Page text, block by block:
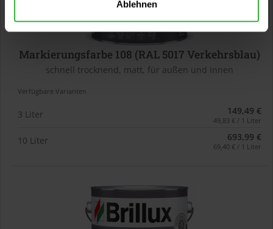
Ablehnen
Markierungsfarbe 108 (RAL 5017 Verkehrsblau)
schnell trocknend, matt, für außen und innen
Verfügbare Varianten
3 Liter 149,49 €
49,83 € / 1 Liter
10 Liter 693,99 €
69,40 € / 1 Liter